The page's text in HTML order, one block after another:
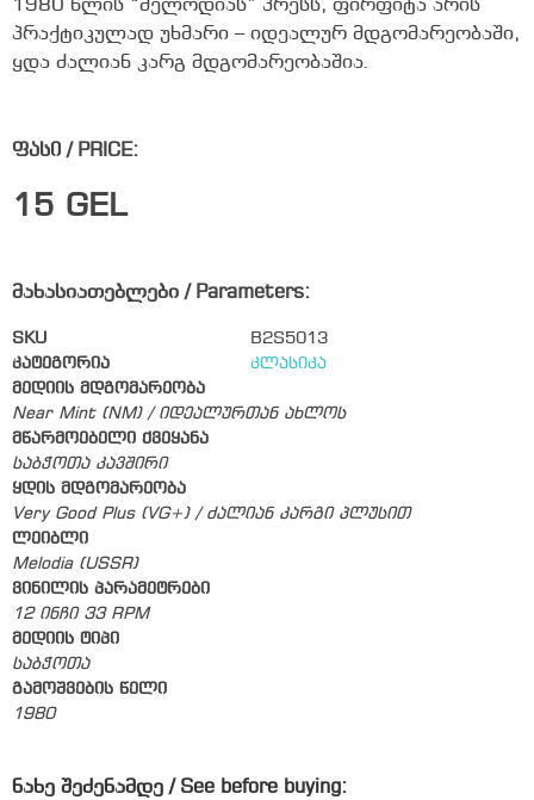
1980 წლის “მელოდიას” პრესს, ფირფიტა არის
პრაქტიკულად უხმარი – იდეალურ მდგომარეობაში,
ყდა ძალიან კარგ მდგომარეობაშია.
ფასი / PRICE:
15 GEL
მახასიათებლები / Parameters:
SKU
B2S5013
კატეგორია
კლასიკა
მედიის მდგომარეობა
Near Mint (NM) / იდეალურთან ახლოს
მწარმოებელი ქვეყანა
საბჭოთა კავშირი
ყდის მდგომარეობა
Very Good Plus (VG+) / ძალიან კარგი პლუსით
ლეიბლი
Melodia (USSR)
ვინილის პარამეტრები
12 ინჩი 33 RPM
მედიის ტიპი
საბჭოთა
გამოშვების წელი
1980
ნახე შეძენამდე / See before buying: